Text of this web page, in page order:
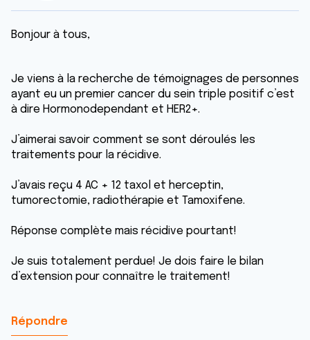
Bonjour à tous,
Je viens à la recherche de témoignages de personnes
ayant eu un premier cancer du sein triple positif c’est
à dire Hormonodependant et HER2+.
J’aimerai savoir comment se sont déroulés les
traitements pour la récidive.
J’avais reçu 4 AC + 12 taxol et herceptin,
tumorectomie, radiothérapie et Tamoxifene.
Réponse complète mais récidive pourtant!
Je suis totalement perdue! Je dois faire le bilan
d’extension pour connaître le traitement!
Répondre